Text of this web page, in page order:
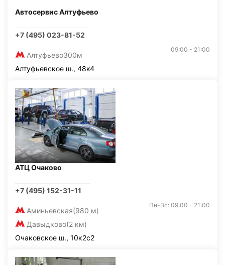
Автосервис Алтуфьево
+7 (495) 023-81-52
Алтуфьево300м
09:00 - 21:00
Алтуфьевское ш., 48к4
АТЦ Очаково
+7 (495) 152-31-11
Аминьевская(980 м)
Давыдково(2 км)
Пн-Вс: 09:00 - 21:00
Очаковское ш., 10к2с2